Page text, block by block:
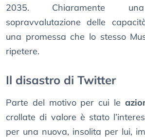
2035. Chiaramente
sopravvalutazione delle
una promessa che lo stesso
ripetere.
Il disastro di Twitter
Parte del motivo per cui le
crollate di valore è stato
per una nuova, insolita per lui,